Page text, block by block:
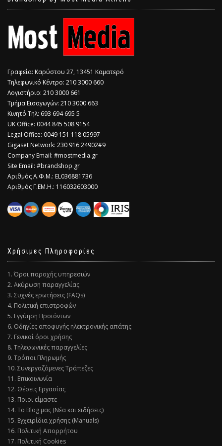
Γραφεία: Καρύστου 27, 13451 Καματερό
Τηλεφωνικό Κέντρο: 210 3000 660
Λογιστήριο: 210 3000 661
Τμήμα Εισαγωγών: 210 3000 663
Κινητό Τηλ: 693 694 695 5
​UK Office: 0044 845 508 9154
Legal Office: 0049 151 118 05997
Gigaset Network: 230 916 24902#9
Company Email: #mostmedia.gr
Site Email: #brandshop.gr
Αριθμός Α.Φ.Μ.: EL036881736
Αριθμός Γ.ΕΜ.Η.: 116032603000
Χρήσιμες Πληροφορίες
1. Όροι παροχής υπηρεσιών
2. Ακύρωση παραγγελίας
3. Συχνές ερωτήσεις (FAQs)
4. Πολιτική επιστροφών
5. Εγγύηση Προϊόντων
6. Οδηγίες αποφυγής ηλεκτρονικής απάτης
7. Γενικοί όροι χρήσης
8. Τηλεφωνικές παραγγελίες
9. Τρόποι Πληρωμής
10. Συνεργαζόμενες Τράπεζες
11. Επικοινωνία
12. Θέσεις Εργασίας
13. Ποιοι είμαστε
14. Το Blog μας (Νέα και ειδήσεις)
15. Εγχειρίδια χρήσης (Manuals)
16. Πολιτική Απορρήτου
17. Πολιτική Cookies